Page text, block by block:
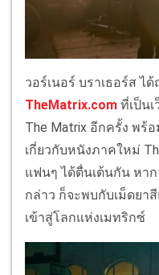
วอร์เนอร์ บราเธอร์ส ไ
TheMatrix.com ที่เป็น
The Matrix อีกครั้ง พร้
เกี่ยวกับหนังภาคใหม่
แฟนๆ ได้ตื่นเต้นกัน หา
กล่าว ก็จะพบกับเม็ดยา
เข้าสู่โลกแห่งเมทริกซ์